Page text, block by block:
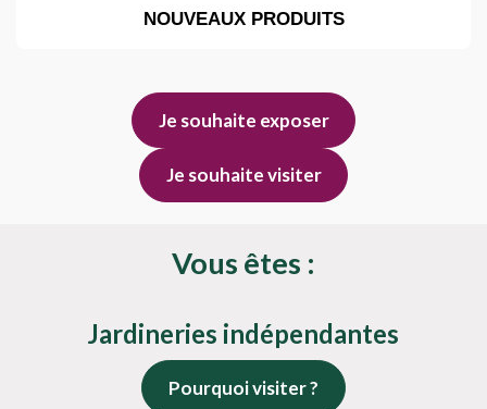
NOUVEAUX PRODUITS
Je souhaite exposer
Je souhaite visiter
Vous êtes :
Jardineries indépendantes
Pourquoi visiter ?